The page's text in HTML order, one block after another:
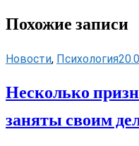
Похожие записи
Новости, Психология
Несколько
заняты своим